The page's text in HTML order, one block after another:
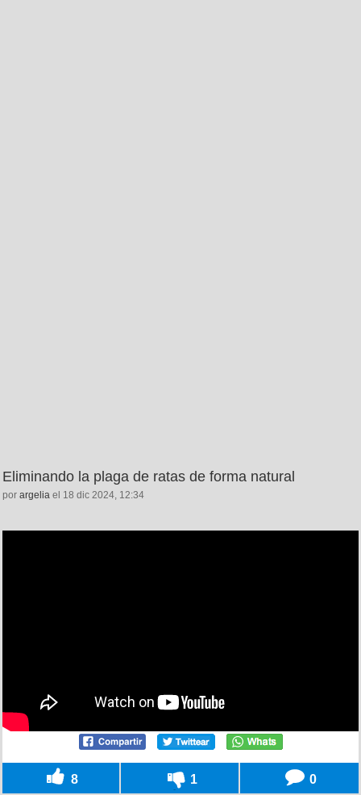
Eliminando la plaga de ratas de forma natural
por argelia el 18 dic 2024, 12:34
8 1 0